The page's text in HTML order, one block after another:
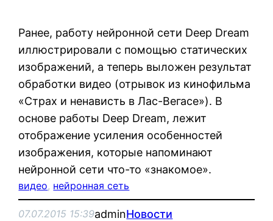
Ранее, работу нейронной сети Deep Dream
иллюстрировали с помощью статических
изображений, а теперь выложен результат
обработки видео (отрывок из кинофильма
«Страх и ненависть в Лас-Вегасе»). В
основе работы Deep Dream, лежит
отображение усиления особенностей
изображения, которые напоминают
нейронной сети что-то «знакомое».
видео, нейронная сеть
07.07.2015 15:39adminНовости